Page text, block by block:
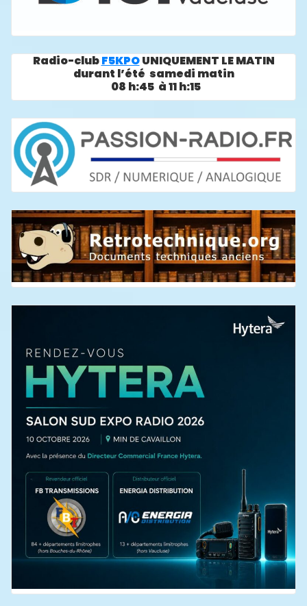
Radio-clubF5KPOUNIQUEMENT LE MATIN
durant l’été samedi matin
08 h:45 à 11 h:15